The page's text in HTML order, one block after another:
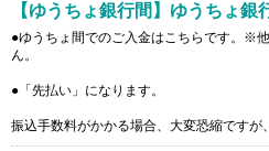
【ゆうちょ銀行間】ゆうちょ銀
●ゆうちょ間でのご入金はこちらです。※
ん。
● 「先払い」 になります。
振込手数料がかかる場合、大変恐縮ですが